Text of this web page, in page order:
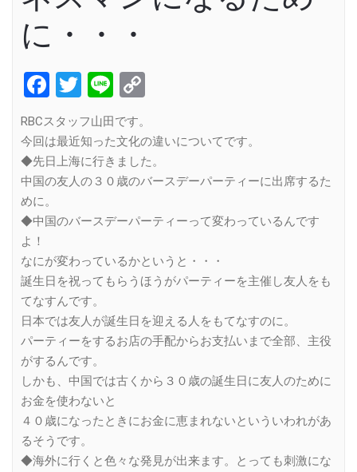
に・・・
Facebook
Twitter
Line
RBCスタッフ山田です。
今回は最近知った文化の違いについてです。
◆先日上海に行きました。
中国の友人の３０歳のバースデーパーティーに出席するた
めに。
◆中国のバースデーパーティーって変わっているんです
よ！
なにが変わっているかというと・・・
誕生日を祝ってもらうほうがパーティーを主催し友人をも
てなすんです。
日本では友人が誕生日を迎える人をもてなすのに。
パーティーをするお店の手配からお支払いまで全部、主役
がするんです。
しかも、中国では古くから３０歳の誕生日に友人のために
お金を使わないと
４０歳になったときにお金に恵まれないといういわれがあ
るそうです。
◆海外に行くと色々な発見が出来ます。とっても刺激にな